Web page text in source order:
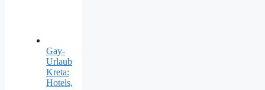
Gay-
Urlaub
Kreta:
Hotels,